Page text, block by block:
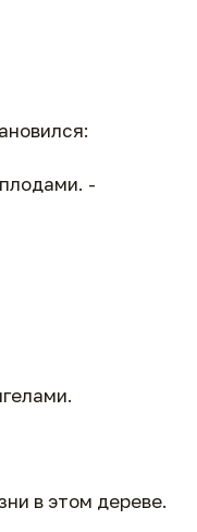
-
в этом дереве.